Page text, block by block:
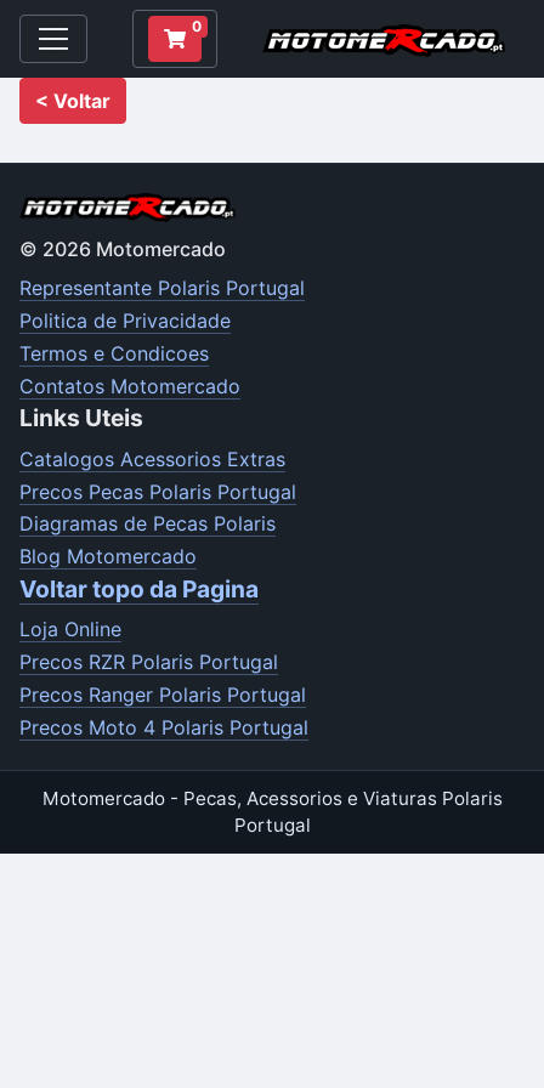
0
< Voltar
© 2026 Motomercado
Representante Polaris Portugal
Politica de Privacidade
Termos e Condicoes
Contatos Motomercado
Links Uteis
Catalogos Acessorios Extras
Precos Pecas Polaris Portugal
Diagramas de Pecas Polaris
Blog Motomercado
Voltar topo da Pagina
Loja Online
Precos RZR Polaris Portugal
Precos Ranger Polaris Portugal
Precos Moto 4 Polaris Portugal
Motomercado - Pecas, Acessorios e Viaturas Polaris
Portugal